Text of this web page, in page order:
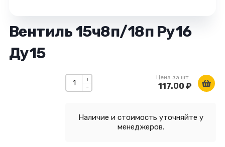
Вентиль 15ч8п/18п Ру16
Ду15
-
+ Цена за шт.:
117.00 ₽
Наличие и стоимость уточняйте у
менеджеров.